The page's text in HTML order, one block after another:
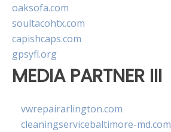
oaksofa.com
soultacohtx.com
capishcaps.com
gpsyfl.org
MEDIA PARTNER III
vwrepairarlington.com
cleaningservicebaltimore-md.com